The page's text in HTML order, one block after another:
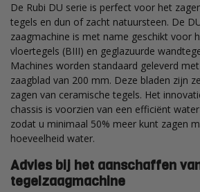
De Rubi DU serie is perfect voor het
tegels en dun of zacht natuursteen. De
zaagmachine is met name geschikt voor
vloertegels (BIII) en geglazuurde
Machines worden standaard geleverd met
zaagblad van 200 mm. Deze bladen zijn
zagen van ceramische tegels. Het
chassis is voorzien van een efficiënt
zodat u minimaal 50% meer kunt zagen
hoeveelheid water.
Advies bij het aanschaffen
tegelzaagmachine